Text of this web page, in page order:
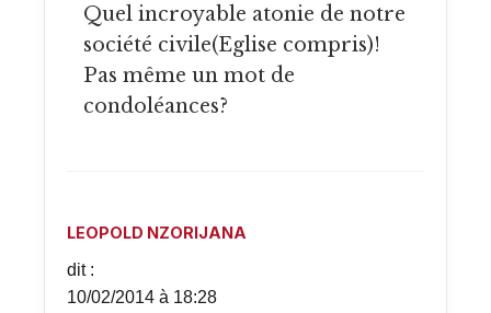
Quel incroyable atonie de notre
société civile(Eglise compris)!
Pas même un mot de
condoléances?
LEOPOLD NZORIJANA
dit :
10/02/2014 à 18:28